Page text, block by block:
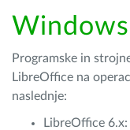
Windows
Programske in
LibreOffice na
naslednje:
LibreOffice